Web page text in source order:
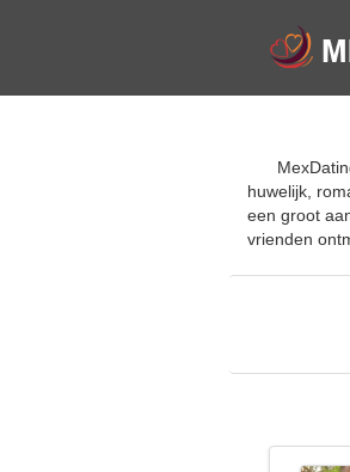
huwelijk,
een groot
vrienden